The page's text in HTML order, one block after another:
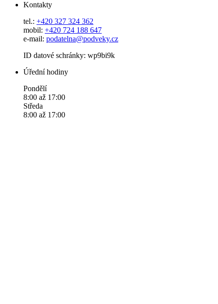
Kontakty
tel.: +420 327 324 362
mobil: +420 724 188 647
e-mail: podatelna@podveky.cz
ID datové schránky: wp9bi9k
Úřední hodiny
Pondělí
8:00 až 17:00
Středa
8:00 až 17:00